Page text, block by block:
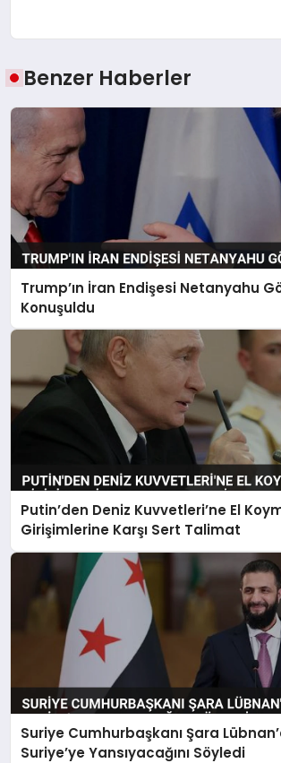
Benzer Haberler
Trump’ın İran Endişesi Netanyahu
Konuşuldu
Putin’den Deniz Kuvvetleri’ne El
Girişimlerine Karşı Sert Talimat
Suriye Cumhurbaşkanı Şara
Suriye’ye Yansıyacağını Söyledi